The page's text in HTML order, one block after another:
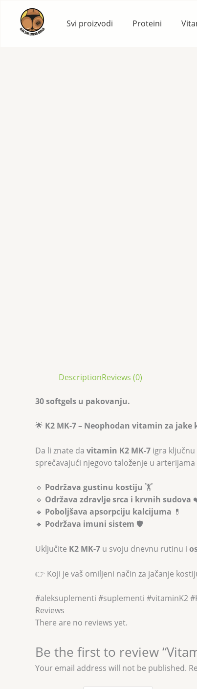
content
Svi proizvodi Proteini
DescriptionReviews (0)
30 softgels u pakovanju.
🌟 K2 MK-7 – Neophodan vitamin za jake
Da li znate da vitamin K2 MK-7 igra
sprečavajući njegovo taloženje u
🔹 Podržava gustinu kostiju 🏋️
🔹 Održava zdravlje srca i krvnih sudova
🔹 Poboljšava apsorpciju kalcijuma 💊
🔹 Podržava imuni sistem 🛡️
Uključite K2 MK-7 u svoju dnevnu rutinu i
👉 Koji je vaš omiljeni način za jačanje
#aleksuplementi #suplementi #vitaminK2
Reviews
There are no reviews yet.
Be the first to review
Your email address will not be published.